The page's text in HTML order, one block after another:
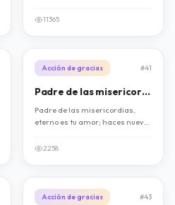
11365
Acción de gracias #41
Padre de las misericordias
Padre de las misericordias,
eterno es tu amor; haces nueva
Renueva todo en tu Espíritu.
2258
Acción de gracias #43